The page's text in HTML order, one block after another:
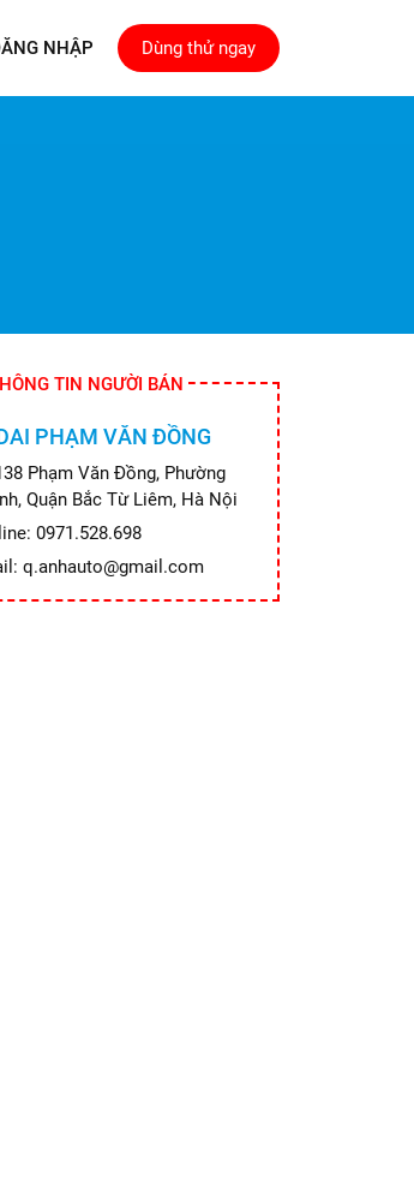
NHẬP Dùng thử ngay
TIN NGƯỜI BÁN
PHẠM VĂN ĐỒNG
Phạm Văn Đồng, Phường
Quận Bắc Từ Liêm, Hà Nội
0971.528.698
q.anhauto@gmail.com